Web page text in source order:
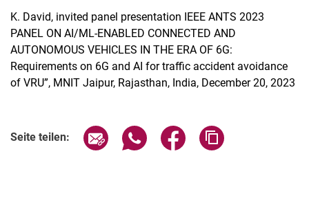
Termine
K. David, invited panel presentation IEEE ANTS 2023
PANEL ON AI/ML-ENABLED CONNECTED AND
AUTONOMOUS VEHICLES IN THE ERA OF 6G:
Requirements on 6G and AI for traffic accident avoidance
of VRU”, MNIT Jaipur, Rajasthan, India, December 20, 2023
Seite teilen: Seite über E-Mail teilen
Seite über WhatsApp teilen
Seite über Facebook